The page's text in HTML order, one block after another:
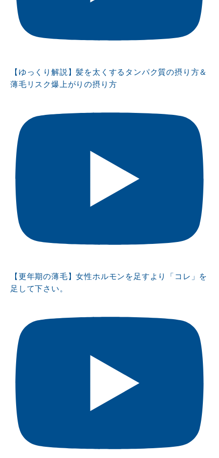
【ゆっくり解説】髪を太くするタンパク質の摂り方＆
薄毛リスク爆上がりの摂り方
【更年期の薄毛】女性ホルモンを足すより「コレ」を
足して下さい。